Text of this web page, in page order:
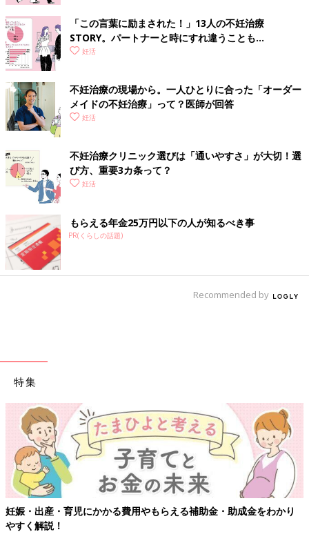
「この言葉に励まされた！」13人の不妊治療
STORY。パートナーと時にすれ違うことも…
妊活
不妊治療の現場から。一人ひとりに合った「オーダー
メイドの不妊治療」って？医師が回答
妊活
不妊治療クリニック選びは「通いやすさ」が大切！選
び方、重要3カ条って？
妊活
もらえる年金25万円以下の人が知るべき事
PR(くらしの話題)
Recommended by
特集
妊娠・出産・育児にかかる費用やもらえる補助金・助成金をわかり
やすく解説！